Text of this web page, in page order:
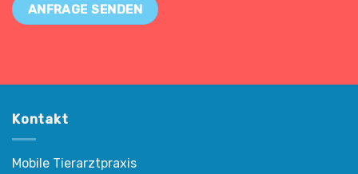
ANFRAGE SENDEN
Kontakt
Mobile Tierarztpraxis